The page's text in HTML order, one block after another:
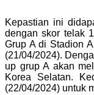
Kepastian ini
dengan skor telak
Grup A di Stadion
(21/04/2024).
up grup A akan
Korea Selatan.
(22/04/2024) untuk